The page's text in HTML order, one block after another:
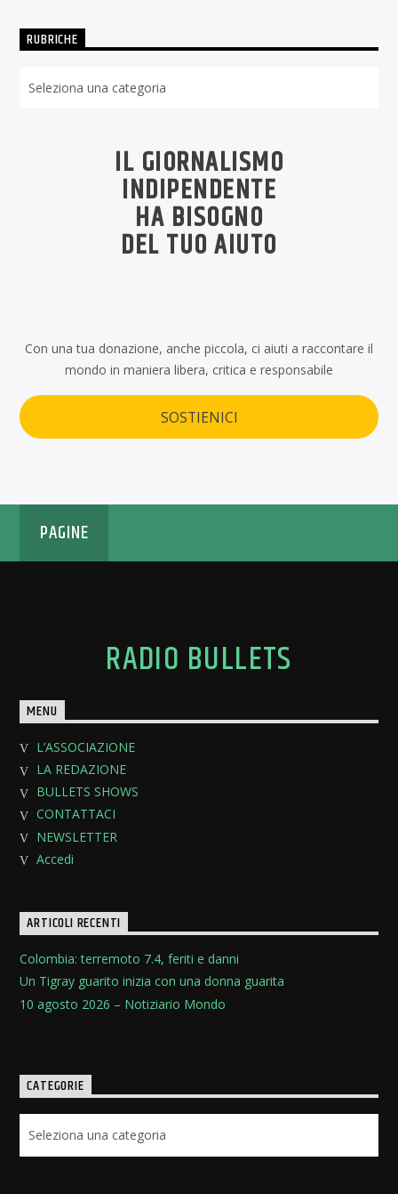
RUBRICHE
IL GIORNALISMO
INDIPENDENTE
HA BISOGNO
DEL TUO AIUTO
Con una tua donazione, anche piccola, ci aiuti a raccontare il
mondo in maniera libera, critica e responsabile
SOSTIENICI
PAGINE
RADIO BULLETS
MENU
L’ASSOCIAZIONE
LA REDAZIONE
BULLETS SHOWS
CONTATTACI
NEWSLETTER
Accedi
ARTICOLI RECENTI
Colombia: terremoto 7.4, feriti e danni
Un Tigray guarito inizia con una donna guarita
10 agosto 2026 – Notiziario Mondo
CATEGORIE